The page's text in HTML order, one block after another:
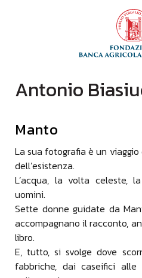
COLLEZIONI
FONDAZIONE
EVENTI E STORIE
DOMANDA CONTRIBUTI
COMUNICAZIONE
DONAZIONI
CONTATTI
CERCA
Antonio
Manto
La sua fotografia è un
dell’esistenza.
L’acqua, la volta celeste,
uomini.
Sette donne guidate da
accompagnano il racconto,
libro.
E, tutto, si svolge dove
fabbriche, dai caseifici alle